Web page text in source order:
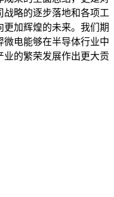
战略的逐步落地和各项工
加辉煌的未来。我们期
电能够在半导体行业中
的繁荣发展作出更大贡